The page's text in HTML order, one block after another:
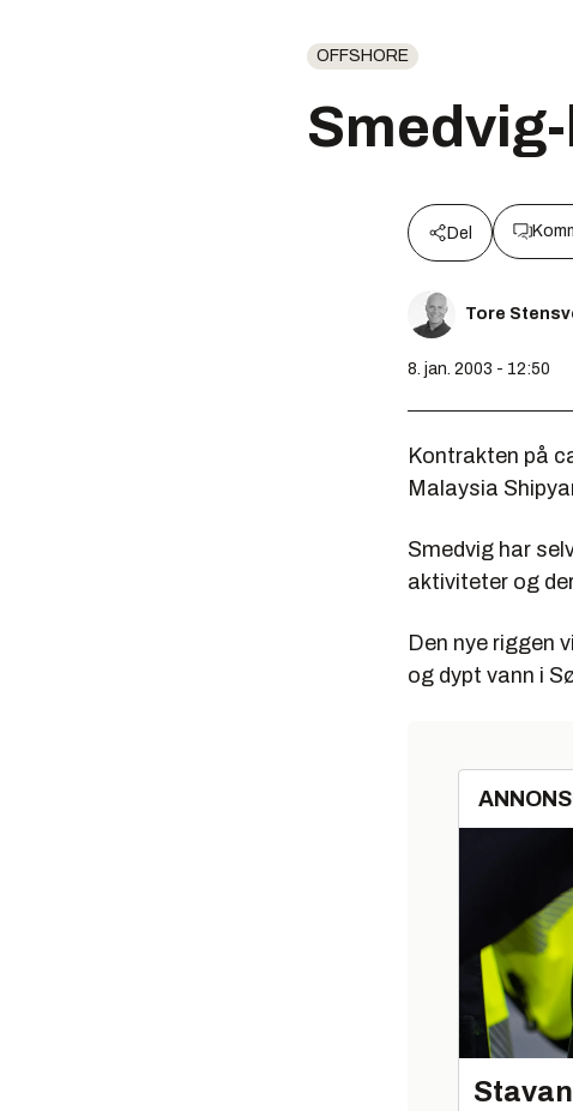
OFFSHORE
Del
Tore
8. jan. 2003 - 12:50
Kontrakten på
Malaysia
Smedvig har
aktiviteter og
Den nye riggen
og dypt vann i